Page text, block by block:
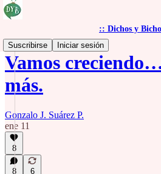
:: Dichos y
Suscribirse
Iniciar sesión
Vamos
más.
Gonzalo J. Suárez P.
ene 11
8
8 6